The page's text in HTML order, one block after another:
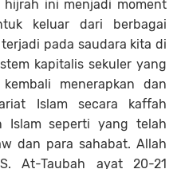
hijrah ini menjadi moment
keluar dari berbagai
pada saudara kita di
kapitalis sekuler yang
menerapkan dan
Islam secara kaffah
Islam seperti yang telah
dan para sahabat. Allah
At-Taubah ayat 20-21